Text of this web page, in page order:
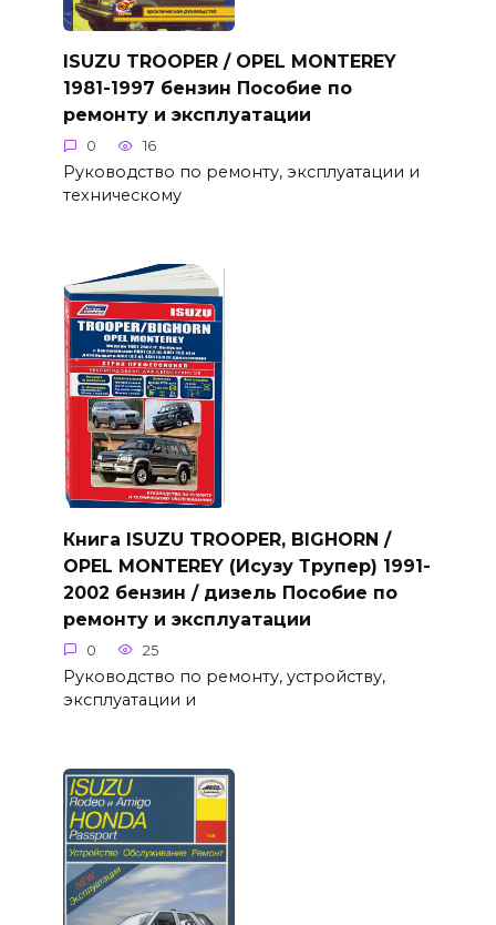
ISUZU TROOPER / OPEL MONTEREY
1981-1997 бензин Пособие по
ремонту и эксплуатации
0 16
Руководство по ремонту, эксплуатации и
техническому
Книга ISUZU TROOPER, BIGHORN /
OPEL MONTEREY (Исузу Трупер) 1991-
2002 бензин / дизель Пособие по
ремонту и эксплуатации
0 25
Руководство по ремонту, устройству,
эксплуатации и